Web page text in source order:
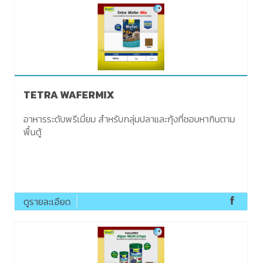
TETRA WAFERMIX
อาหารระดับพรีเมี่ยม สำหรับกลุ่มปลาและกุ้งที่ชอบหากินตาม
พื้นตู้
ดูรายละเอียด